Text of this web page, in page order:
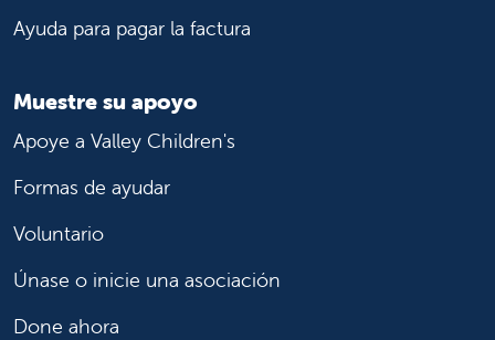
Ayuda para pagar la factura
Muestre su apoyo
Apoye a Valley Children's
Formas de ayudar
Voluntario
Únase o inicie una asociación
Done ahora